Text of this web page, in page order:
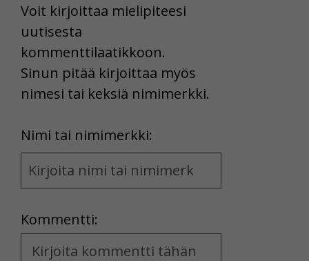
Voit kirjoittaa mielipiteesi
uutisesta
kommenttilaatikkoon.
Sinun pitää kirjoittaa myös
nimesi tai keksiä nimimerkki.
Nimi tai nimimerkki:
Name
and
Kommentti:
Kommentti